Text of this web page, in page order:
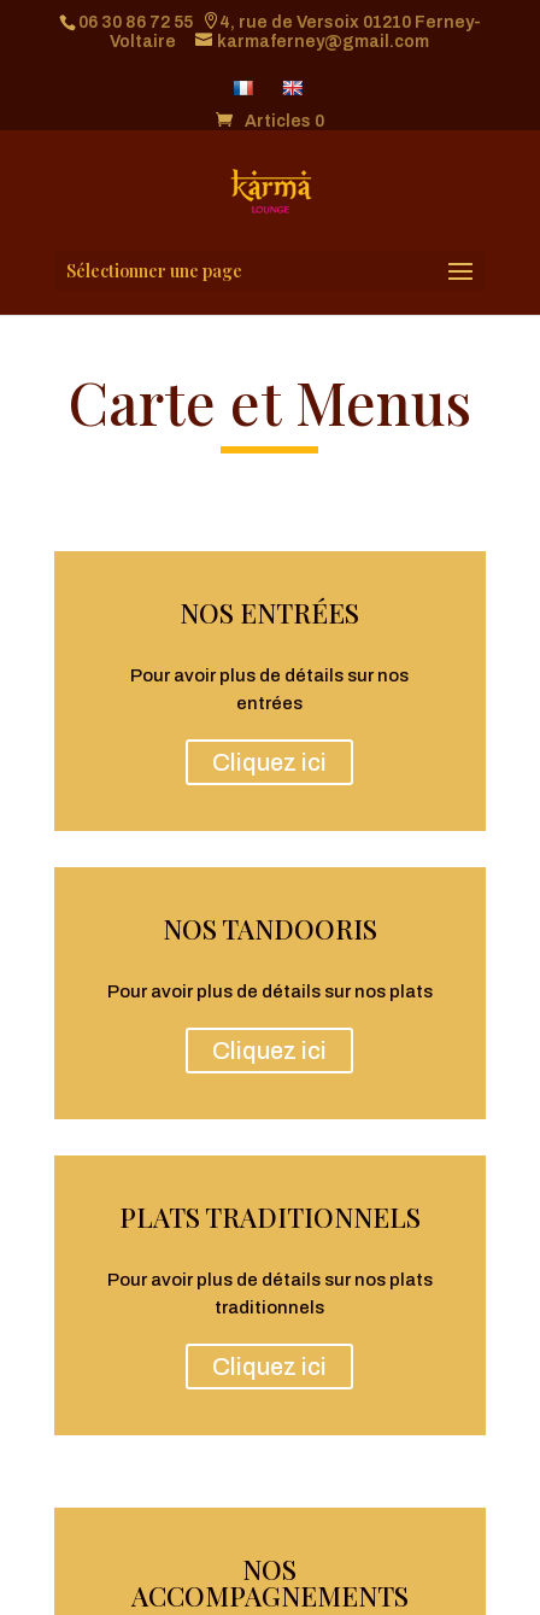
06 30 86 72 55
4, rue de Versoix 01210 Ferney-
Voltaire
karmaferney@gmail.com
Articles 0
Sélectionner une page
Carte et Menus
NOS ENTRÉES
Pour avoir plus de détails sur nos
entrées
Cliquez ici
NOS TANDOORIS
Pour avoir plus de détails sur nos plats
Cliquez ici
PLATS TRADITIONNELS
Pour avoir plus de détails sur nos plats
traditionnels
Cliquez ici
NOS
ACCOMPAGNEMENTS